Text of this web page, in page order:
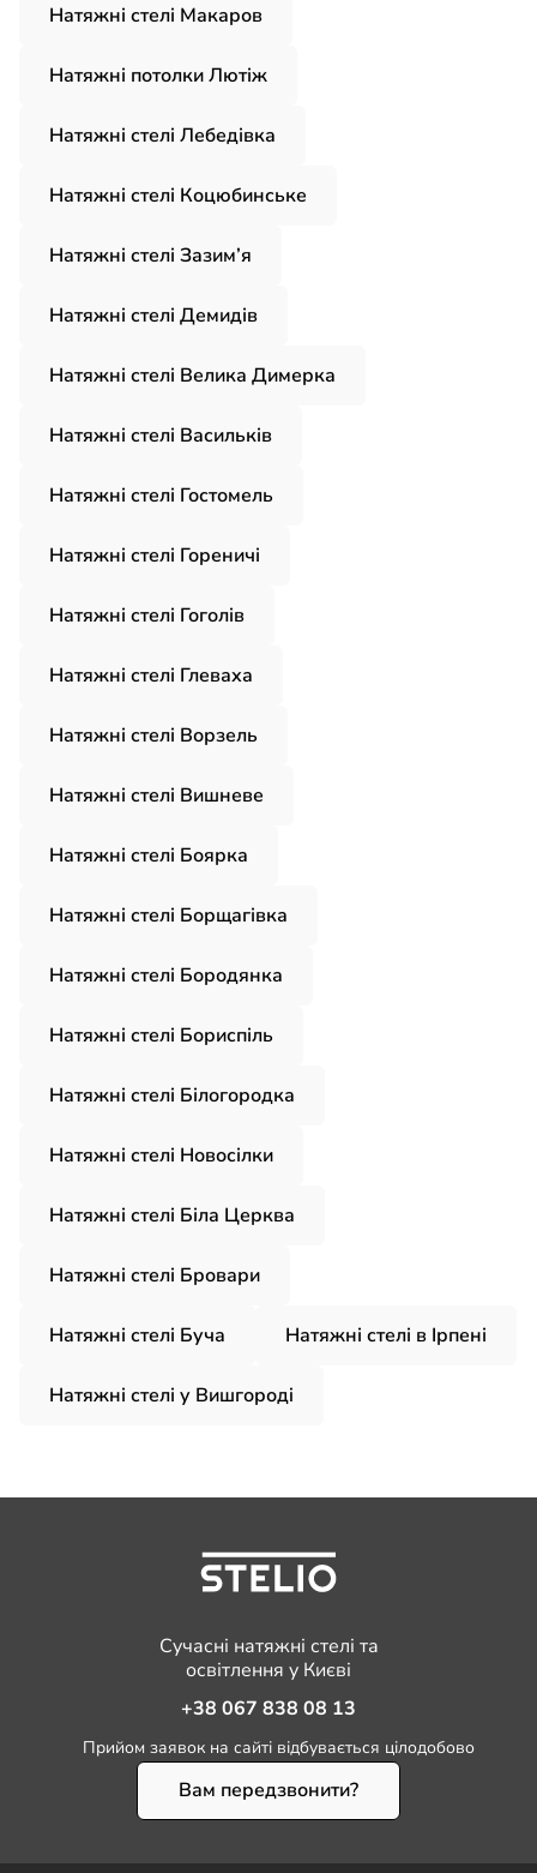
Натяжні стелі Макаров
Натяжні потолки Лютіж
Натяжні стелі Лебедівка
Натяжні стелі Коцюбинське
Натяжні стелі Зазим’я
Натяжні стелі Демидів
Натяжні стелі Велика Димерка
Натяжні стелі Васильків
Натяжні стелі Гостомель
Натяжні стелі Гореничі
Натяжні стелі Гоголів
Натяжні стелі Глеваха
Натяжні стелі Ворзель
Натяжні стелі Вишневе
Натяжні стелі Боярка
Натяжні стелі Борщагівка
Натяжні стелі Бородянка
Натяжні стелі Бориспіль
Натяжні стелі Білогородка
Натяжні стелі Новосілки
Натяжні стелі Біла Церква
Натяжні стелі Бровари
Натяжні стелі Буча Натяжні стелі в Ірпені
Натяжні стелі у Вишгородi
Сучасні натяжні стелі та
освітлення у Києві
+38 067 838 08 13
Прийом заявок на сайті відбувається цілодобово
Вам передзвонити?